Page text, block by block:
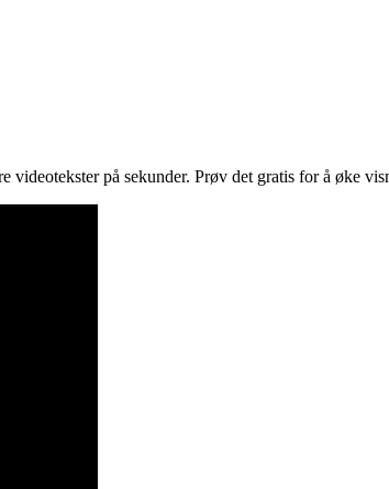
på sekunder. Prøv det gratis for å øke